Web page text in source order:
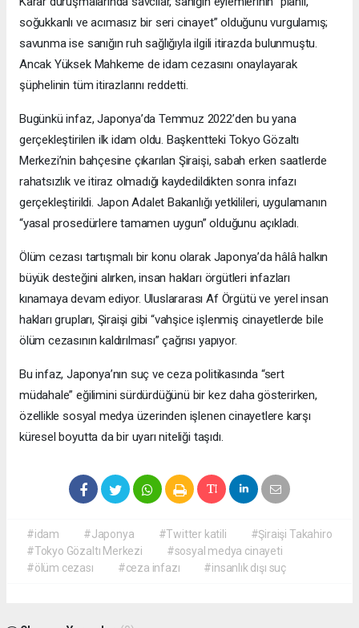
soğukkanlı ve acımasız bir seri cinayet” olduğunu vurgulamış;
savunma ise sanığın ruh sağlığıyla ilgili itirazda bulunmuştu.
Ancak Yüksek Mahkeme de idam cezasını onaylayarak
şüphelinin tüm itirazlarını reddetti.
Bugünkü infaz, Japonya’da Temmuz 2022’den bu yana
gerçekleştirilen ilk idam oldu. Başkentteki Tokyo Gözaltı
Merkezi’nin bahçesine çıkarılan Şiraişi, sabah erken saatlerde
rahatsızlık ve itiraz olmadığı kaydedildikten sonra infazı
gerçekleştirildi. Japon Adalet Bakanlığı yetkilileri, uygulamanın
“yasal prosedürlere tamamen uygun” olduğunu açıkladı.
Ölüm cezası tartışmalı bir konu olarak Japonya’da hâlâ halkın
büyük desteğini alırken, insan hakları örgütleri infazları
kınamaya devam ediyor. Uluslararası Af Örgütü ve yerel insan
hakları grupları, Şiraişi gibi “vahşice işlenmiş cinayetlerde bile
ölüm cezasının kaldırılması” çağrısı yapıyor.
Bu infaz, Japonya’nın suç ve ceza politikasında “sert
müdahale” eğilimini sürdürdüğünü bir kez daha gösterirken,
özellikle sosyal medya üzerinden işlenen cinayetlere karşı
küresel boyutta da bir uyarı niteliği taşıdı.
#idam #Japonya #Twitter katili
#Şiraişi Takahiro
#Tokyo Gözaltı Merkezi
#sosyal medya cinayeti
#ölüm cezası
#ceza infazı #insanlık dışı suç